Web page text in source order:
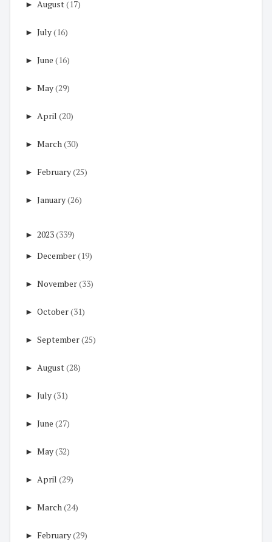
► August(17)
► July(16)
► June (16)
► May(29)
► April (20)
► March(30)
► February(25)
► January(26)
► 2023(339)
► December(19)
► November(33)
► October(31)
► September(25)
► August(28)
► July(31)
► June (27)
► May(32)
► April (29)
► March(24)
► February(29)